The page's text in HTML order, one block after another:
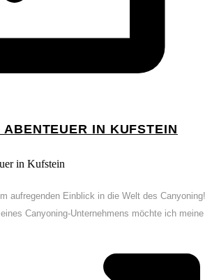
ABENTEUER IN KUFSTEIN
aufregenden Einblick in die Welt des Canyoning!
Canyoning-Unternehmens möchte ich meine